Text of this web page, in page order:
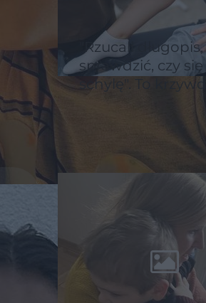
"Rzucali
sprawdzić, czy się
schylę". To